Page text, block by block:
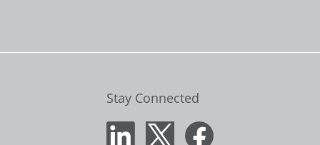
Stay Connected